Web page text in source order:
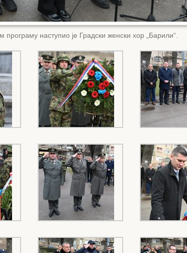
програму наступио је Градски женски хор „Барили“.